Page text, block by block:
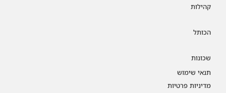
קהילות
הכותל
שכונות
תנאי שימוש
מדיניות פרטיות